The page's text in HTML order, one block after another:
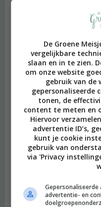
De Groene
vergelijkbare
slaan en in te zien.
om onze website
gebruik van de
gepersonaliseerde
tonen, de
content te meten en
Hiervoor
advertentie ID’s,
kunt je cookie
gebruik van
via 'Privacy
advertentie- en